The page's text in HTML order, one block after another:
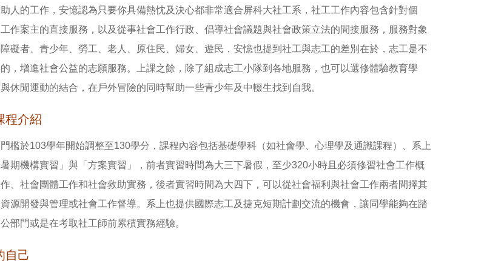
人的工作，安憶認為只要你具備熱忱及決心都非常適合屏科大社工系，社工工作內容包含針對個
作案主的直接服務，以及從事社會工作行政、倡導社會議題與社會政策立法的間接服務，服務對象
礙者、青少年、勞工、老人、原住民、婦女、遊民，安憶也提到社工與志工的差別在於，志工是不
，增進社會公益的志願服務。上課之餘，除了組成志工小隊到各地服務，也可以選修體驗教育學
休閒運動的結合，在戶外冒險的同時幫助一些青少年及中輟生找到自我。
程介紹
檻於103學年開始調整至130學分，課程內容包括基礎學科（如社會學、心理學及通識課程）、系上
期機構實習」與「方案實習」，前者實習時間為大三下暑假，至少320小時且必須修習社會工作概
、社會團體工作和社會救助實務，後者實習時間為大四下，可以從社會福利與社會工作兩者間擇其
源開發與管理或社會工作督導。系上也提供國際志工及捷克短期計劃交流的機會，讓同學能夠在踏
部門或是在考取社工師前累積實務經驗。
自己